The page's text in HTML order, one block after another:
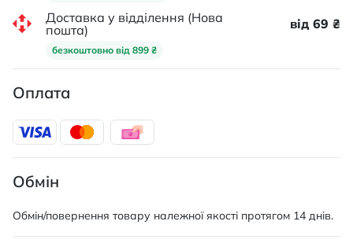
Доставка у відділення (Нова
пошта)
безкоштовно від 899 ₴
від 69 ₴
Оплата
Обмін
Обмін/повернення товару належної якості протягом 14 днів.